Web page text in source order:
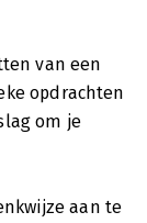
van een
opdrachten
om je
aan te